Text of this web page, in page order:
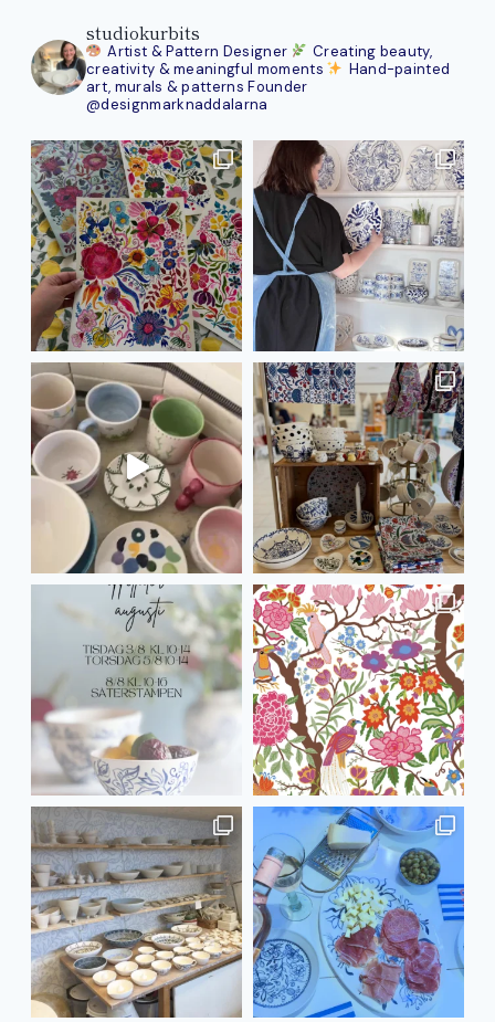
studiokurbits
Artist & Pattern Designer
Creating beauty,
creativity & meaningful moments
Hand-painted
art, murals & patterns Founder
@designmarknaddalarna